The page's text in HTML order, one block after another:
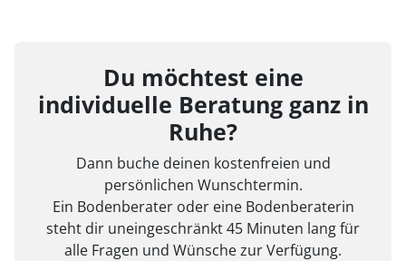
Du möchtest eine
individuelle Beratung ganz in
Ruhe?
Dann buche deinen kostenfreien und
persönlichen Wunschtermin.
Ein Bodenberater oder eine Bodenberaterin
steht dir uneingeschränkt 45 Minuten lang für
alle Fragen und Wünsche zur Verfügung.